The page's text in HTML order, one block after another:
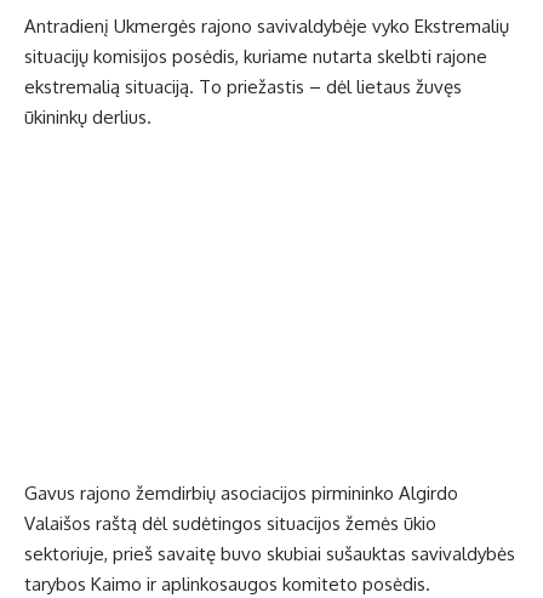
Antradienį Ukmergės rajono savivaldybėje vyko Ekstremalių
situacijų komisijos posėdis, kuriame nutarta skelbti rajone
ekstremalią situaciją. To priežastis – dėl lietaus žuvęs
ūkininkų derlius.
Gavus rajono žemdirbių asociacijos pirmininko Algirdo
Valaišos raštą dėl sudėtingos situacijos žemės ūkio
sektoriuje, prieš savaitę buvo skubiai sušauktas savivaldybės
tarybos Kaimo ir aplinkosaugos komiteto posėdis.